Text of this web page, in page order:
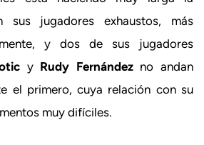
sus jugadores exhaustos, más
y dos de sus jugadores
y Rudy Fernándezno andan
el primero, cuya relación con su
muy difíciles.